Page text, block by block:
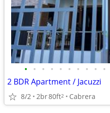
• • • • • • • • • •
2 BDR Apartment / Jacuzzi
8/2 2br80ft2 Cabrera